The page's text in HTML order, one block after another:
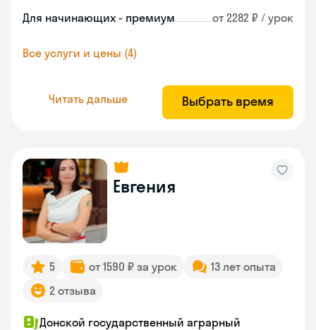
Для начинающих - премиум от 2282 ₽ / урок
Все услуги и цены (4)
Читать дальше Выбрать время
Евгения
5 от 1590 ₽ за урок
13 лет опыта
2 отзыва
Донской государственный аграрный